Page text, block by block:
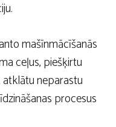
mašīnmācīšanās
ceļus, piešķirtu
neparastu
procesus